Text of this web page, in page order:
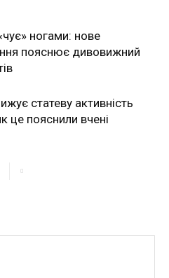
ногами: нове
пояснює дивовижний
статеву активність
це пояснили вчені